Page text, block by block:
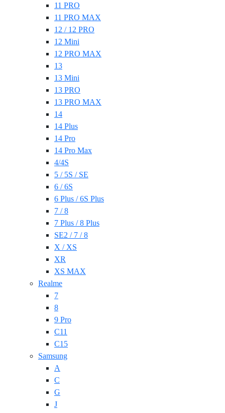
11 PRO
11 PRO MAX
12 / 12 PRO
12 Mini
12 PRO MAX
13
13 Mini
13 PRO
13 PRO MAX
14
14 Plus
14 Pro
14 Pro Max
4/4S
5 / 5S / SE
6 / 6S
6 Plus / 6S Plus
7 / 8
7 Plus / 8 Plus
SE2 / 7 / 8
X / XS
XR
XS MAX
Realme
7
8
9 Pro
C11
C15
Samsung
A
C
G
J